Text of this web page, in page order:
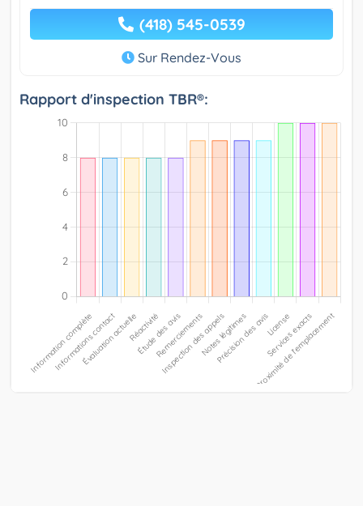
(418) 545-0539
Sur Rendez-Vous
Rapport d'inspection TBR®: